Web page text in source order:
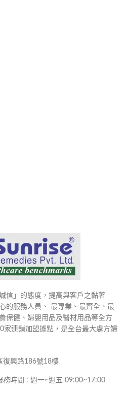
信」的態度，提高與客戶之黏著
的服務人員、 最專業、最齊全、最
保健、婦嬰用品及醫材用品等全方
家連鎖加盟據點，是全台最大處方婦
復興路186號18樓
時間 : 週一~週五 09:00~17:00